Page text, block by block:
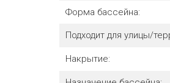
Форма бассейна:
Подходит для улицы/
Накрытие: